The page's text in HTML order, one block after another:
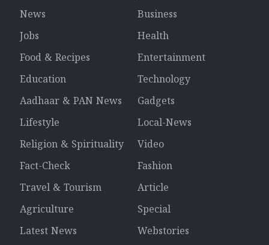
News
Business
Jobs
Health
Food & Recipes
Entertainment
Education
Technology
Aadhaar & PAN News
Gadgets
Lifestyle
Local-News
Religion & Spirituality
Video
Fact-Check
Fashion
Travel & Tourism
Article
Agriculture
Special
Latest News
Webstories